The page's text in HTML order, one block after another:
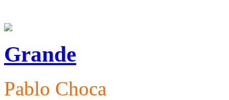
Grande
Pablo Choca